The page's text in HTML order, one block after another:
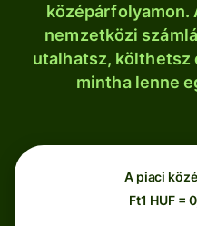
középárfolyamon.
nemzetközi
utalhatsz, költhetsz
mintha lenne
A piaci
Ft1 HUF =